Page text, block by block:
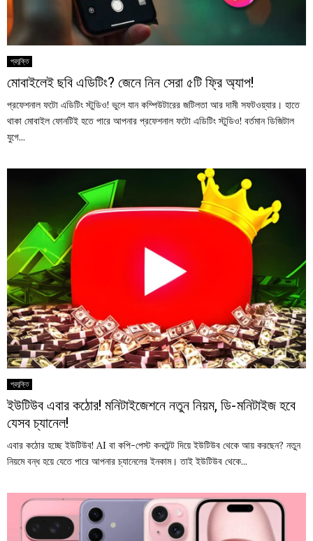
প্রযুক্তি
মোবাইলেই ছবি এডিটিং? জেনে নিন সেরা ৫টি ফ্রি অ্যাপ!
প্রফেশনাল ফটো এডিটিং স্টুডিও! ভুলে যান কম্পিউটারের জটিলতা আর দামী সফটওয়্যার। হাতে
থাকা মোবাইল ফোনটিই হতে পারে আপনার প্রফেশনাল ফটো এডিটিং স্টুডিও! বর্তমান ডিজিটাল
যুগে...
প্রযুক্তি
ইউটিউব এবার কঠোর! মনিটাইজেশনে নতুন নিয়ম, ডি-মনিটাইজ হবে
যেসব চ্যানেল!
এবার কঠোর হচ্ছে ইউটিউব! AI বা কপি-পেস্ট কনটেন্ট দিয়ে ইউটিউব থেকে আয় করছেন? নতুন
নিয়মে বন্ধ হয়ে যেতে পারে আপনার চ্যানেলের ইনকাম। তাই ইউটিউব থেকে...